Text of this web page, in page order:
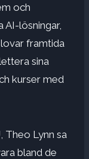
och
AI-lösningar,
framtida
sina
kurser med
Theo Lynn sa
bland de